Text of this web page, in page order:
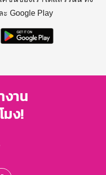
ะ Google Play
าน
มง!